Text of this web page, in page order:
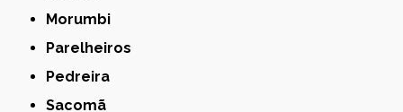
Morumbi
Parelheiros
Pedreira
Sacomã